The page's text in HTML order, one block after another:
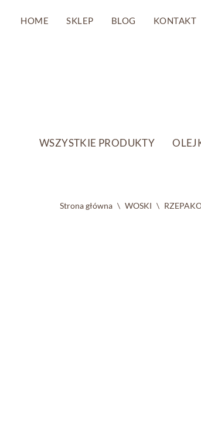
HOME SKLEP BLOG KONTAKT
WSZYSTKIE PRODUKTY
Strona główna \ WOSKI \